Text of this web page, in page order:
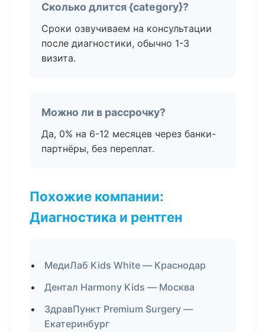
Сколько длится {category}?
Сроки озвучиваем на консультации
после диагностики, обычно 1-3
визита.
Можно ли в рассрочку?
Да, 0% на 6-12 месяцев через банки-
партнёры, без переплат.
Похожие компании:
Диагностика и рентген
МедиЛаб Kids White — Краснодар
Дентал Harmony Kids — Москва
ЗдравПункт Premium Surgery —
Екатеринбург